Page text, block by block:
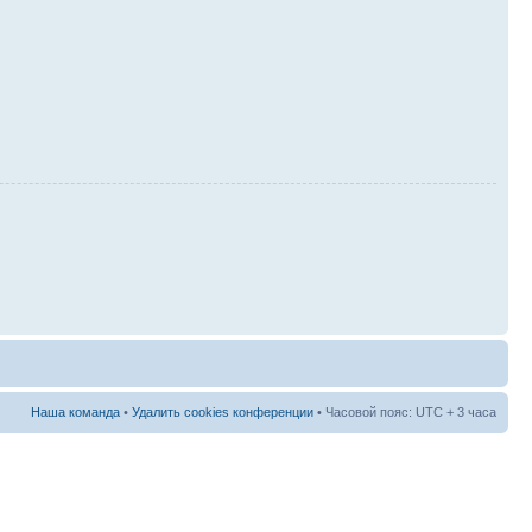
Наша команда • Удалить cookies конференции • Часовой пояс: UTC + 3 часа